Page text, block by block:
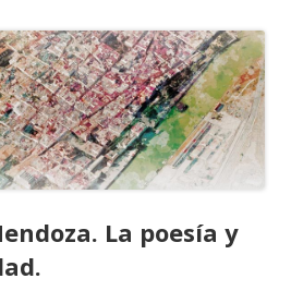
La poesía y